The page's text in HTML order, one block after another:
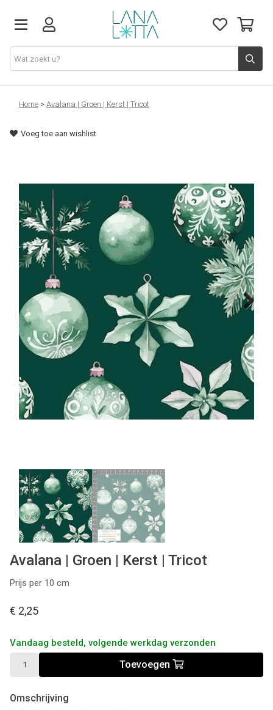
Stoffen
Fournituren
Patronen
Naaimachines
Workshops
Tips & tricks
Cadeaubon
Contact
Home > Avalana | Groen | Kerst | Tricot
Voeg toe aan wishlist
Avalana | Groen | Kerst | Tricot
Prijs per 10 cm
€ 2,25
Vandaag besteld, volgende werkdag verzonden
Toevoegen
Omschrijving